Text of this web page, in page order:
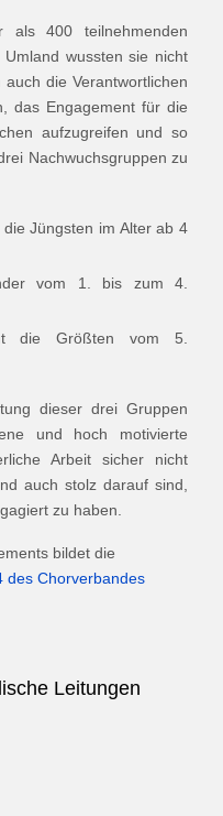
als 400 teilnehmenden
wussten sie nicht
die Verantwortlichen
das Engagement für die
aufzugreifen und so
Nachwuchsgruppen zu
Jüngsten im Alter ab 4
vom 1. bis zum 4.
die Größten vom 5.
dieser drei Gruppen
und hoch motivierte
Arbeit sicher nicht
auch stolz darauf sind,
zu haben.
bildet die
des Chorverbandes
Leitungen